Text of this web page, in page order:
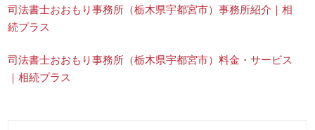
司法書士おおもり事務所（栃木県宇都宮市）事務所紹介｜相
続プラス
司法書士おおもり事務所（栃木県宇都宮市）料金・サービス
｜相続プラス